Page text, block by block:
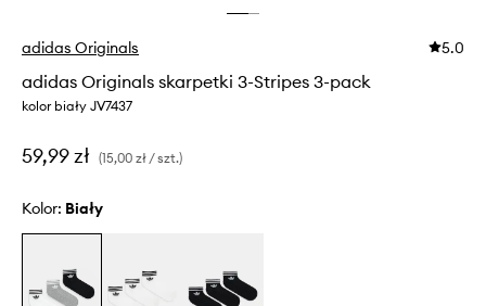
adidas Originals 5.0
adidas Originals skarpetki 3-Stripes 3-pack
kolor biały JV7437
59,99 zł (15,00 zł / szt.)
Kolor: biały